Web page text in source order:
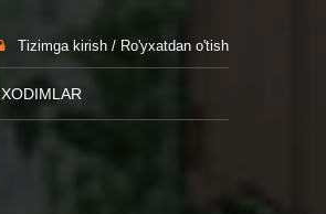
Tizimga kirish / Ro'yxatdan o'tish
XODIMLAR